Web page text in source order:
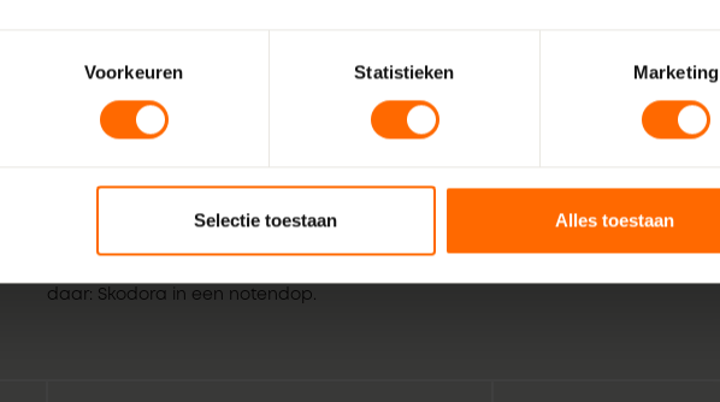
Voorkeuren Statistieken Marketing
Selectie toestaan Alles toestaan
vakmensen. Echte professionals die weten wat het beste is voor jouw klus in
Aadorp. Combineer dat met de wil om het bestellen van kunststof kozijnen
daar: Skodora in een notendop.